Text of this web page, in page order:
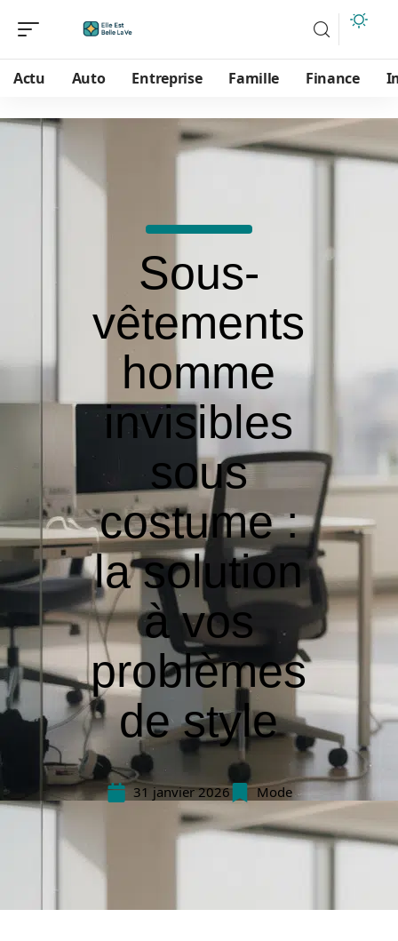
Actu Auto Entreprise Famille Finance
Sous-
vêtements
homme
invisibles
sous
costume :
la solution
à vos
problèmes
de style
31 janvier 2026 Mode